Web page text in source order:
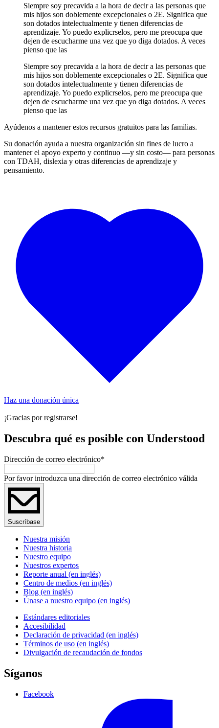
Siempre soy precavida a la hora de decir a las personas que
mis hijos son doblemente excepcionales o 2E. Significa que
son dotados intelectualmente y tienen diferencias de
aprendizaje. Yo puedo explicrselos, pero me preocupa que
dejen de escucharme una vez que yo diga dotados. A veces
pienso que las
Siempre soy precavida a la hora de decir a las personas que
mis hijos son doblemente excepcionales o 2E. Significa que
son dotados intelectualmente y tienen diferencias de
aprendizaje. Yo puedo explicrselos, pero me preocupa que
dejen de escucharme una vez que yo diga dotados. A veces
pienso que las
Ayúdenos a mantener estos recursos gratuitos para las familias.
Su donación ayuda a nuestra organización sin fines de lucro a
mantener el apoyo experto y continuo —y sin costo— para personas
con TDAH, dislexia y otras diferencias de aprendizaje y
pensamiento.
Haz una donación única
¡Gracias por registrarse!
Descubra qué es posible con Understood
Dirección de correo electrónico*
Por favor introduzca una dirección de correo electrónico válida
Suscríbase
Nuestra misión
Nuestra historia
Nuestro equipo
Nuestros expertos
Reporte anual (en inglés)
Centro de medios (en inglés)
Blog (en inglés)
Únase a nuestro equipo (en inglés)
Estándares editoriales
Accesibilidad
Declaración de privacidad (en inglés)
Términos de uso (en inglés)
Divulgación de recaudación de fondos
Síganos
Facebook